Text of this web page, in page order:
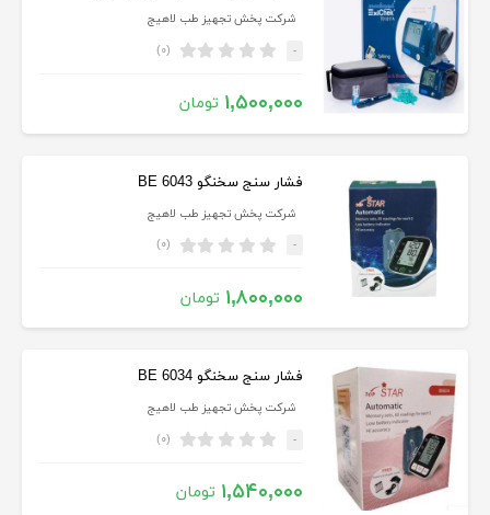
شرکت پخش تجهیز طب لاهیج
- (۰)
۱,۵۰۰,۰۰۰ تومان
فشار سنج سخنگو BE 6043
شرکت پخش تجهیز طب لاهیج
- (۰)
۱,۸۰۰,۰۰۰ تومان
فشار سنج سخنگو BE 6034
شرکت پخش تجهیز طب لاهیج
- (۰)
۱,۵۴۰,۰۰۰ تومان